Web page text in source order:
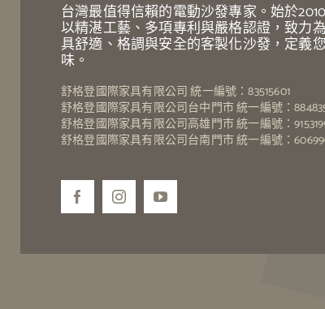
台灣最值得信賴的電動沙發專家。始於
以精湛工藝、多項專利與嚴格認證，致力
具舒適、格調與安全的客製化沙發，定義
味。
舒格登國際家具有限公司 統一編號：83515601
舒格登國際家具有限公司台中門市 統一編號：
舒格登國際家具有限公司高雄門市 統一編號：
舒格登國際家具有限公司台南門市 統一編號：